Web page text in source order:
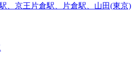
、京王片倉駅、片倉駅、山田(東京)